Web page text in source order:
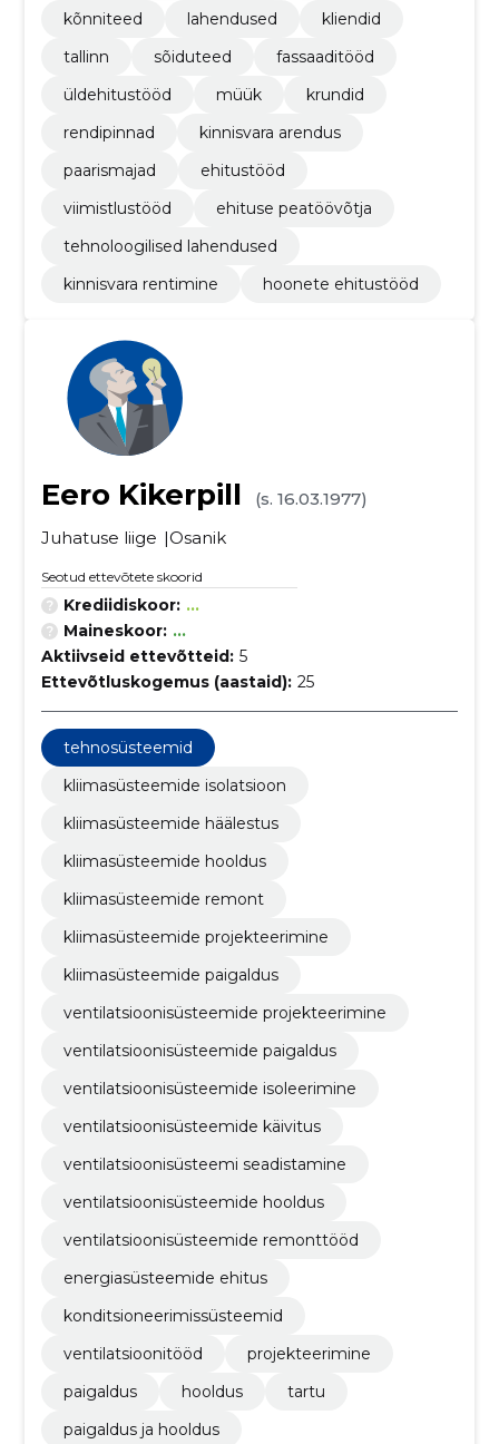
kõnniteed
lahendused
kliendid
tallinn
sõiduteed
fassaaditööd
üldehitustööd
müük
krundid
rendipinnad
kinnisvara arendus
paarismajad
ehitustööd
viimistlustööd
ehituse peatöövõtja
tehnoloogilised lahendused
kinnisvara rentimine
hoonete ehitustööd
Eero Kikerpill
(s. 16.03.1977)
Juhatuse liige
Osanik
Seotud ettevõtete skoorid
Krediidiskoor: ...
Maineskoor: ...
Aktiivseid ettevõtteid: 5
Ettevõtluskogemus (aastaid): 25
tehnosüsteemid
kliimasüsteemide isolatsioon
kliimasüsteemide häälestus
kliimasüsteemide hooldus
kliimasüsteemide remont
kliimasüsteemide projekteerimine
kliimasüsteemide paigaldus
ventilatsioonisüsteemide projekteerimine
ventilatsioonisüsteemide paigaldus
ventilatsioonisüsteemide isoleerimine
ventilatsioonisüsteemide käivitus
ventilatsioonisüsteemi seadistamine
ventilatsioonisüsteemide hooldus
ventilatsioonisüsteemide remonttööd
energiasüsteemide ehitus
konditsioneerimissüsteemid
ventilatsioonitööd
projekteerimine
paigaldus
hooldus
tartu
paigaldus ja hooldus